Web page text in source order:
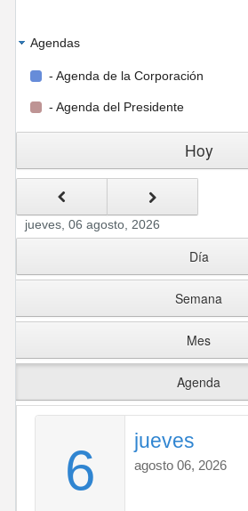
Agendas
- Agenda de la Corporación
- Agenda del Presidente
Hoy
jueves, 06 agosto, 2026
Día
Semana
Mes
Agenda
6 jueves
agosto 06, 2026